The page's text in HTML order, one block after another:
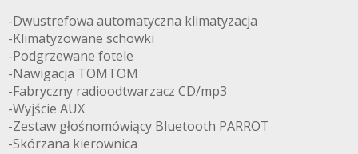
-Dwustrefowa automatyczna klimatyzacja
-Klimatyzowane schowki
-Podgrzewane fotele
-Nawigacja TOMTOM
-Fabryczny radioodtwarzacz CD/mp3
-Wyjście AUX
-Zestaw głośnomówiący Bluetooth PARROT
-Skórzana kierownica